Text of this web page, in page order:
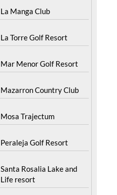
La Manga Club
La Torre Golf Resort
Mar Menor Golf Resort
Mazarron Country Club
Mosa Trajectum
Peraleja Golf Resort
Santa Rosalia Lake and
Life resort